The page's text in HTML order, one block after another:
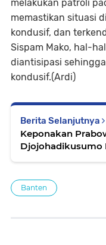
melakukan patroli
memastikan situasi
kondusif, dan
Sispam Mako, hal-
diantisipasi
kondusif.(Ardi)
Berita Selanjutnya
Keponakan
Djojohadikusumo
Banten